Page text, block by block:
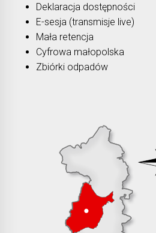
Deklaracja dostępności
E-sesja (transmisje live)
Mała retencja
Cyfrowa małopolska
Zbiórki odpadów